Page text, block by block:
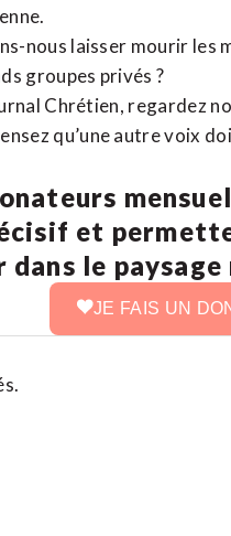
nous laisser mourir les
groupes privés ?
Chrétien, regardez
qu’une autre voix
et
le
JE FAIS UN